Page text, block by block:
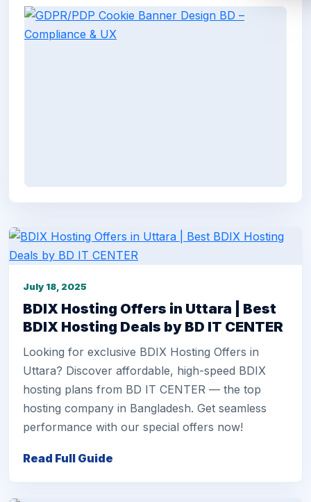
July 18, 2025
BDIX Hosting Offers in Uttara | Best
BDIX Hosting Deals by BD IT CENTER
Looking for exclusive BDIX Hosting Offers in
Uttara? Discover affordable, high-speed BDIX
hosting plans from BD IT CENTER — the top
hosting company in Bangladesh. Get seamless
performance with our special offers now!
Read Full Guide